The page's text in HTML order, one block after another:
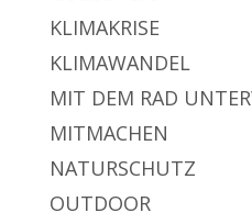
KLIMAKRISE
KLIMAWANDEL
MIT DEM RAD
MITMACHEN
NATURSCHUTZ
OUTDOOR